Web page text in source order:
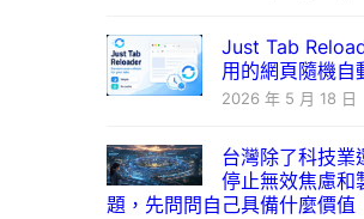
Just Tab
用的網頁隨機自
2026 年 5 月 18 日
台灣除了科技業
停止無效焦慮和
題，先問問自己具備什麼價值